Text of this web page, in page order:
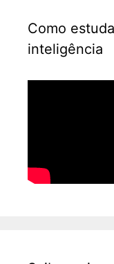
Como
inteligência